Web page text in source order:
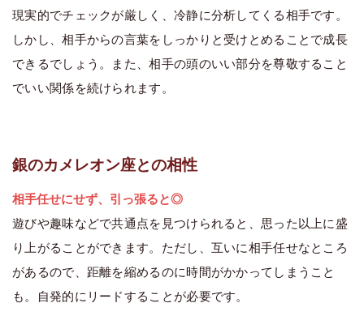
現実的でチェックが厳しく、冷静に分析してくる相手です。
しかし、相手からの言葉をしっかりと受けとめることで成長
できるでしょう。また、相手の頭のいい部分を尊敬すること
でいい関係を続けられます。
銀のカメレオン座との相性
相手任せにせず、引っ張ると◎
遊びや趣味などで共通点を見つけられると、思った以上に盛
り上がることができます。ただし、互いに相手任せなところ
があるので、距離を縮めるのに時間がかかってしまうこと
も。自発的にリードすることが必要です。